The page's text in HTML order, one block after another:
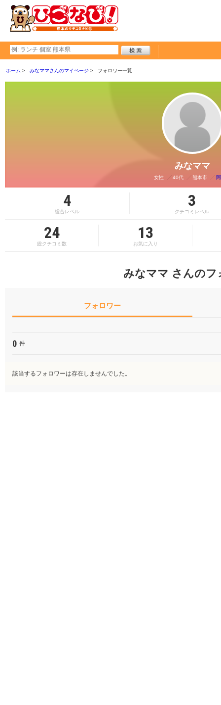
ホーム みなママさんのマイページ フォロワー一覧
みなママ
女性 40代 熊本市
4
総合レベル
3
クチコミレベル
24
総クチコミ数
13
お気に入り
みなママ さんのフ
フォロワー
0 件
該当するフォロワーは存在しませんでした。